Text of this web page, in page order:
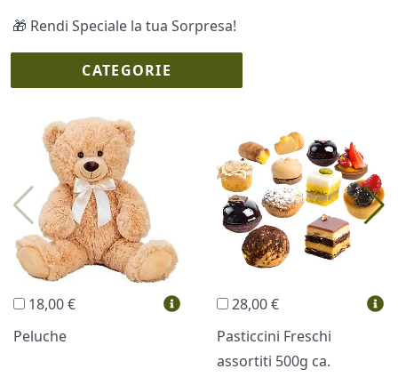
🎁 Rendi Speciale la tua Sorpresa!
CATEGORIE
I più scelti
Profumi Collane Lussoni®
Trudi® THUN®
Regali Personalizzati
18,00 €
Peluche
28,00 €
Pasticcini Freschi
assortiti 500g ca.